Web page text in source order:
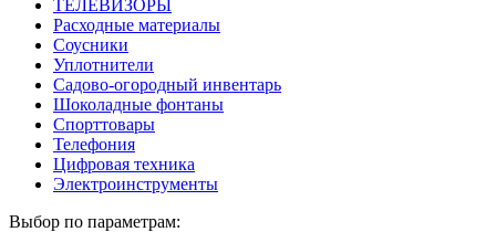
ТЕЛЕВИЗОРЫ
Расходные материалы
Соусники
Уплотнители
Садово-огородный инвентарь
Шоколадные фонтаны
Спорттовары
Телефония
Цифровая техника
Электроинструменты
Выбор по параметрам: